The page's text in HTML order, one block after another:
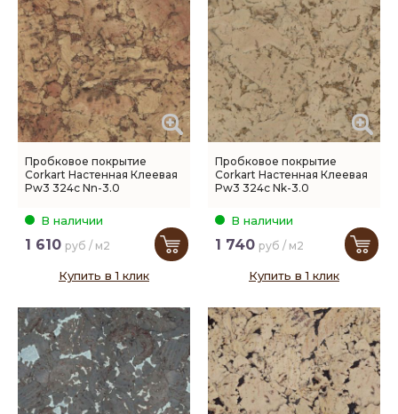
Пробковое покрытие
Corkart Настенная Клеевая
Pw3 324c Nn-3.0
В наличии
1 610 руб / м2
Купить в 1 клик
Пробковое покрытие
Corkart Настенная Клеевая
Pw3 324c Nk-3.0
В наличии
1 740 руб / м2
Купить в 1 клик